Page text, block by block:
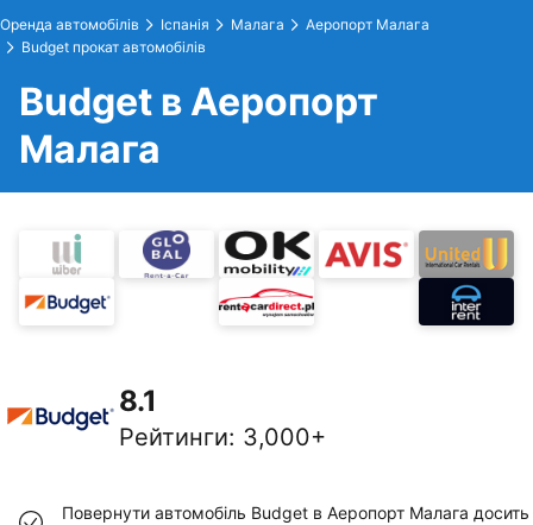
Оренда автомобілів Іспанія Малага
Аеропорт Малага
Budget прокат автомобілів
Budget в Аеропорт
Малага
8.1
Рейтинги: 3,000+
Повернути автомобіль Budget в Аеропорт Малага досить